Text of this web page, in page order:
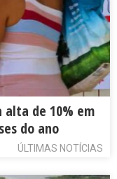
de 10% em
do ano
ÚLTIMAS NOTÍCIAS